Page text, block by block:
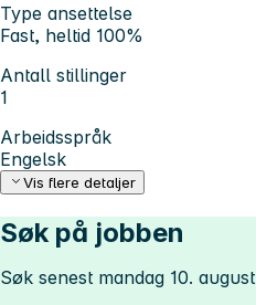
Type ansettelse
Fast, heltid 100%
Antall stillinger
1
Arbeidsspråk
Engelsk
Vis flere detaljer
Søk på jobben
Søk senest mandag 10. august